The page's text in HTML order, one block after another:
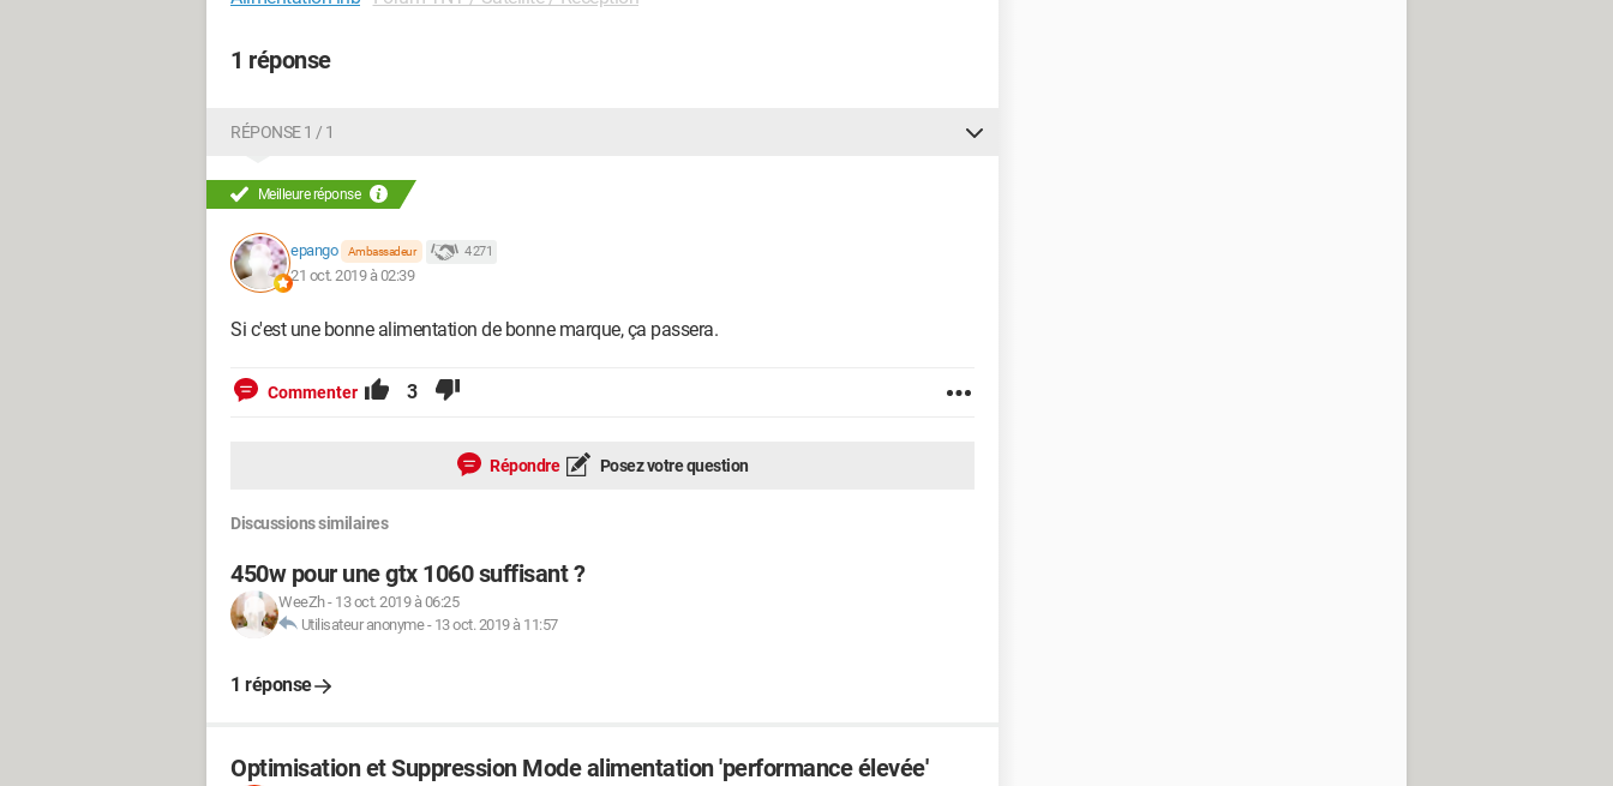
1 réponse
RÉPONSE 1 / 1
Meilleure réponse
epango Ambassadeur 4 271
21 oct. 2019 à 02:39
Si c'est une bonne alimentation de bonne marque, ça passera.
Commenter 3
Répondre Posez votre question
Discussions similaires
450w pour une gtx 1060 suffisant ?
WeeZh- 13 oct. 2019 à 06:25
Utilisateur anonyme- 13 oct. 2019 à 11:57
1 réponse
Optimisation et Suppression Mode alimentation 'performance élevée'